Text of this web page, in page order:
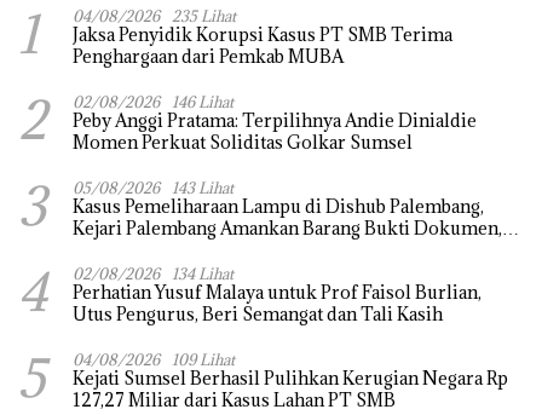
1 04/08/2026 235 Lihat
Jaksa Penyidik Korupsi Kasus PT SMB Terima
Penghargaan dari Pemkab MUBA
2 02/08/2026 146 Lihat
Peby Anggi Pratama: Terpilihnya Andie Dinialdie
Momen Perkuat Soliditas Golkar Sumsel
3 05/08/2026 143 Lihat
Kasus Pemeliharaan Lampu di Dishub Palembang,
Kejari Palembang Amankan Barang Bukti Dokumen,
4 02/08/2026 134 Lihat
Perhatian Yusuf Malaya untuk Prof Faisol Burlian,
Utus Pengurus, Beri Semangat dan Tali Kasih
5 04/08/2026 109 Lihat
Kejati Sumsel Berhasil Pulihkan Kerugian Negara Rp
127,27 Miliar dari Kasus Lahan PT SMB